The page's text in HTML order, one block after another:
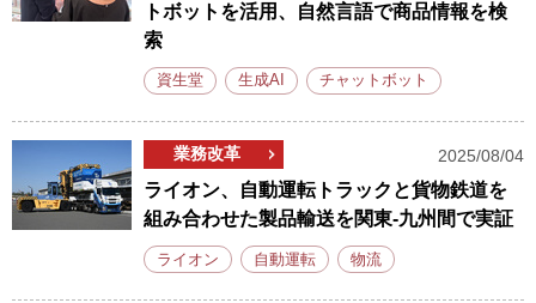
トボットを活用、自然言語で商品情報を検
索
資生堂 生成AI チャットボット
業務改革 2025/08/04
ライオン、自動運転トラックと貨物鉄道を
組み合わせた製品輸送を関東-九州間で実証
ライオン 自動運転 物流